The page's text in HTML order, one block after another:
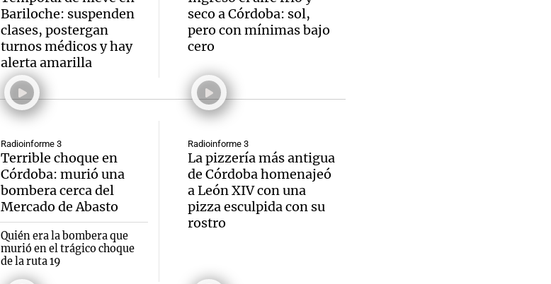
Bariloche: suspenden
clases, postergan
turnos médicos y hay
alerta amarilla
seco a Córdoba: sol,
pero con mínimas bajo
cero
Radioinforme 3
Terrible choque en
Córdoba: murió una
bombera cerca del
Mercado de Abasto
Quién era la bombera que
murió en el trágico choque
de la ruta 19
Radioinforme 3
La pizzería más antigua
de Córdoba homenajeó
a León XIV con una
pizza esculpida con su
rostro